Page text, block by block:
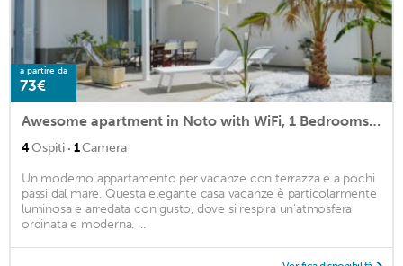
a partire da
73€
Awesome apartment in Noto with WiFi, 1 Bedrooms and Jacuzzi
4Ospiti · 1Camera
Un moderno appartamento per vacanze con terrazza e a pochi
passi dal mare. Questa elegante casa vacanze è particolarmente
luminosa e arredata con gusto, dove si respira un'atmosfera
ordinata e moderna. ...